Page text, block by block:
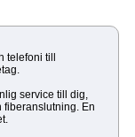
till
service till dig,
fiberanslutning. En